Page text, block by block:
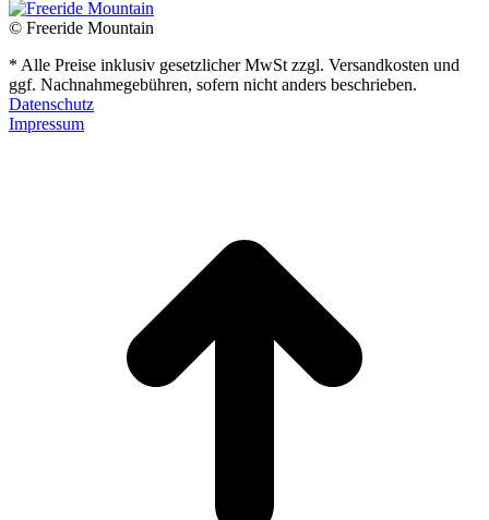
© Freeride Mountain
* Alle Preise inklusiv gesetzlicher MwSt zzgl. Versandkosten und
ggf. Nachnahmegebühren, sofern nicht anders beschrieben.
Datenschutz
Impressum